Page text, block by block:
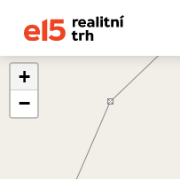
+
−